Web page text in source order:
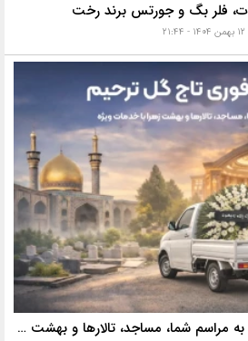
فلر بگ و جورتس برند رخت
۱۲ بهمن ۱۴۰۴ - ۲۱:۴۴
ارسال فوری تاج گل ترحیم به مراسم شما، مساجد، تالارها و بهشت زهرا با خدمات ویژه